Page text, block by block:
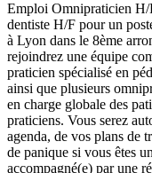
Emploi Omnipraticien
dentiste H/F pour un
à Lyon dans le 8ème
rejoindrez une équipe
praticien spécialisé en
ainsi que plusieurs
en charge globale des
praticiens. Vous serez
agenda, de vos plans de
de panique si vous êtes
accompagné(e) par une